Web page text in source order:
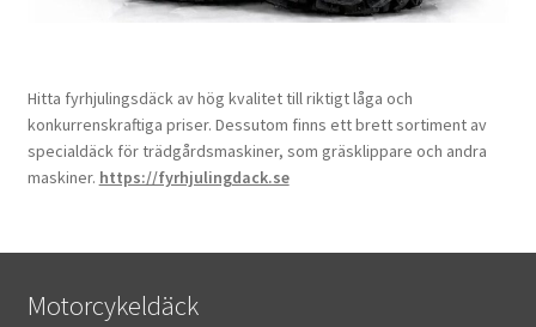
Hitta fyrhjulingsdäck av hög kvalitet till riktigt låga och
konkurrenskraftiga priser. Dessutom finns ett brett sortiment av
specialdäck för trädgårdsmaskiner, som gräsklippare och andra
maskiner. https://fyrhjulingdack.se
Motorcykeldäck